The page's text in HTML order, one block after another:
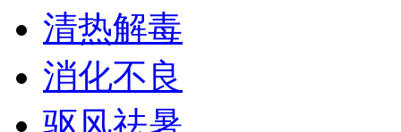
清热解毒
消化不良
驱风祛暑